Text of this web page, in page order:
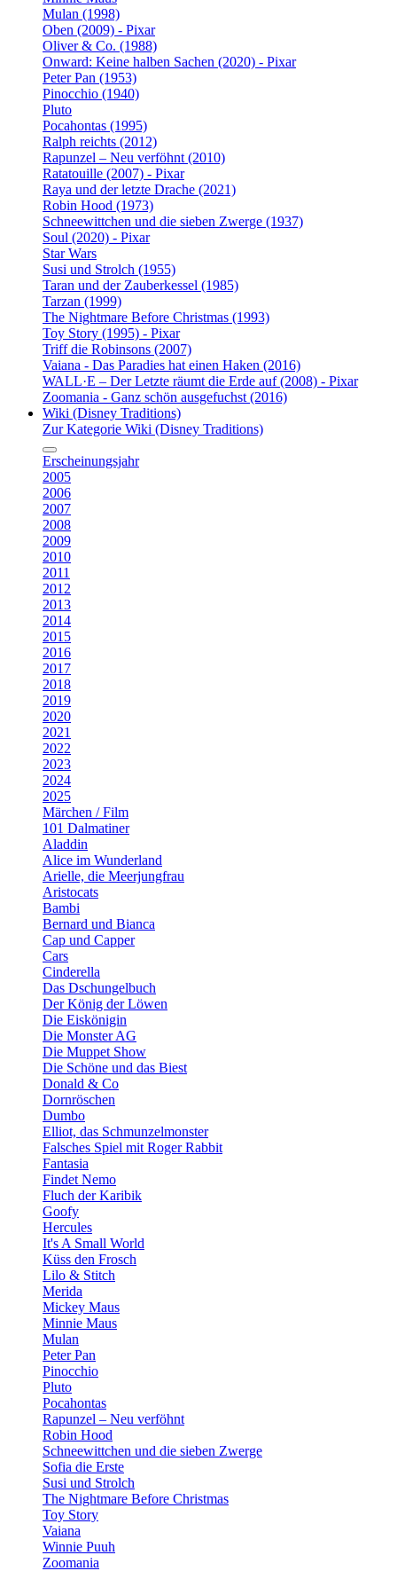
Mulan (1998)
Oben (2009) - Pixar
Oliver & Co. (1988)
Onward: Keine halben Sachen (2020) - Pixar
Peter Pan (1953)
Pinocchio (1940)
Pluto
Pocahontas (1995)
Ralph reichts (2012)
Rapunzel – Neu verföhnt (2010)
Ratatouille (2007) - Pixar
Raya und der letzte Drache (2021)
Robin Hood (1973)
Schneewittchen und die sieben Zwerge (1937)
Soul (2020) - Pixar
Star Wars
Susi und Strolch (1955)
Taran und der Zauberkessel (1985)
Tarzan (1999)
The Nightmare Before Christmas (1993)
Toy Story (1995) - Pixar
Triff die Robinsons (2007)
Vaiana - Das Paradies hat einen Haken (2016)
WALL·E – Der Letzte räumt die Erde auf (2008) - Pixar
Zoomania - Ganz schön ausgefuchst (2016)
Wiki (Disney Traditions)
Zur Kategorie Wiki (Disney Traditions)
Erscheinungsjahr
2005
2006
2007
2008
2009
2010
2011
2012
2013
2014
2015
2016
2017
2018
2019
2020
2021
2022
2023
2024
2025
Märchen / Film
101 Dalmatiner
Aladdin
Alice im Wunderland
Arielle, die Meerjungfrau
Aristocats
Bambi
Bernard und Bianca
Cap und Capper
Cars
Cinderella
Das Dschungelbuch
Der König der Löwen
Die Eiskönigin
Die Monster AG
Die Muppet Show
Die Schöne und das Biest
Donald & Co
Dornröschen
Dumbo
Elliot, das Schmunzelmonster
Falsches Spiel mit Roger Rabbit
Fantasia
Findet Nemo
Fluch der Karibik
Goofy
Hercules
It's A Small World
Küss den Frosch
Lilo & Stitch
Merida
Mickey Maus
Minnie Maus
Mulan
Peter Pan
Pinocchio
Pluto
Pocahontas
Rapunzel – Neu verföhnt
Robin Hood
Schneewittchen und die sieben Zwerge
Sofia die Erste
Susi und Strolch
The Nightmare Before Christmas
Toy Story
Vaiana
Winnie Puuh
Zoomania